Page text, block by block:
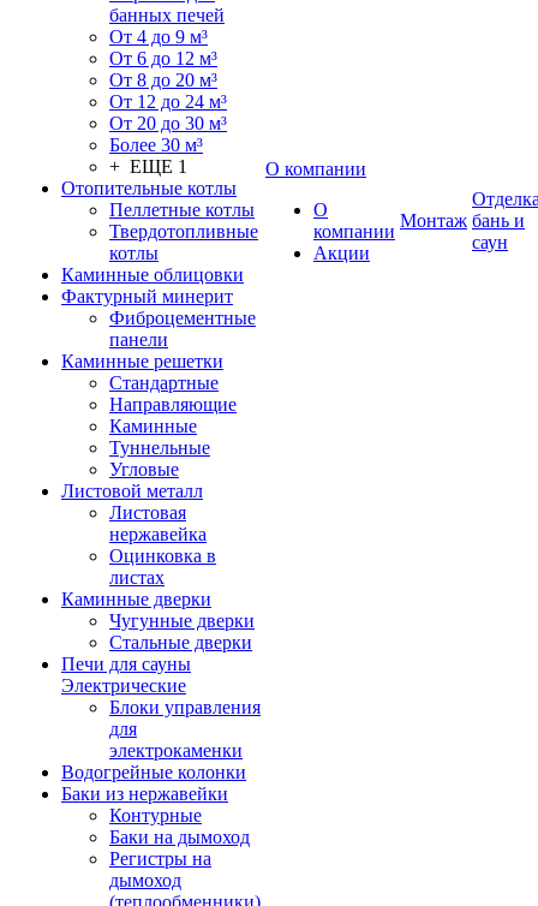
банных печей
От 4 до 9 м³
От 6 до 12 м³
От 8 до 20 м³
От 12 до 24 м³
От 20 до 30 м³
Более 30 м³
+ ЕЩЕ 1
Отопительные котлы
Пеллетные котлы
Твердотопливные
котлы
Каминные облицовки
Фактурный минерит
Фиброцементные
панели
Каминные решетки
Стандартные
Направляющие
Каминные
Туннельные
Угловые
Листовой металл
Листовая
нержавейка
Оцинковка в
листах
Каминные дверки
Чугунные дверки
Стальные дверки
Печи для сауны
Электрические
Блоки управления
для
электрокаменки
Водогрейные колонки
Баки из нержавейки
Контурные
Баки на дымоход
Регистры на
дымоход
(теплообменники)
О компании
О
компании
Акции
Монтаж бань и
саун